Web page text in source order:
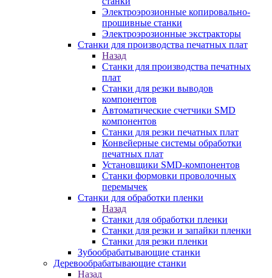
Электроэрозионные копировально-
прошивные станки
Электроэрозионные экстракторы
Станки для производства печатных плат
Назад
Станки для производства печатных
плат
Станки для резки выводов
компонентов
Автоматические счетчики SMD
компонентов
Станки для резки печатных плат
Конвейерные системы обработки
печатных плат
Установщики SMD-компонентов
Станки формовки проволочных
перемычек
Станки для обработки пленки
Назад
Станки для обработки пленки
Станки для резки и запайки пленки
Станки для резки пленки
Зубообрабатывающие станки
Деревообрабатывающие станки
Назад